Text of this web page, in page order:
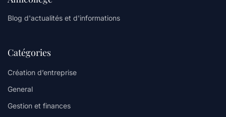
Blog d'actualités et d'informations
Catégories
Création d’entreprise
General
Gestion et finances